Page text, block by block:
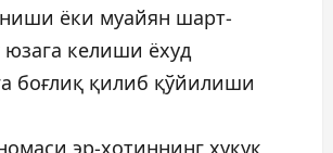
ёки муайян шарт-
келиши ёхуд
боғлиқ қилиб қўйилиши